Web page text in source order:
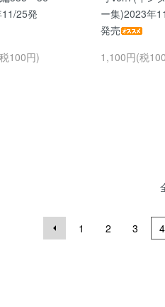
25発
100円)
ー集)2023年
発売
1,100円(税
1 2 3 4